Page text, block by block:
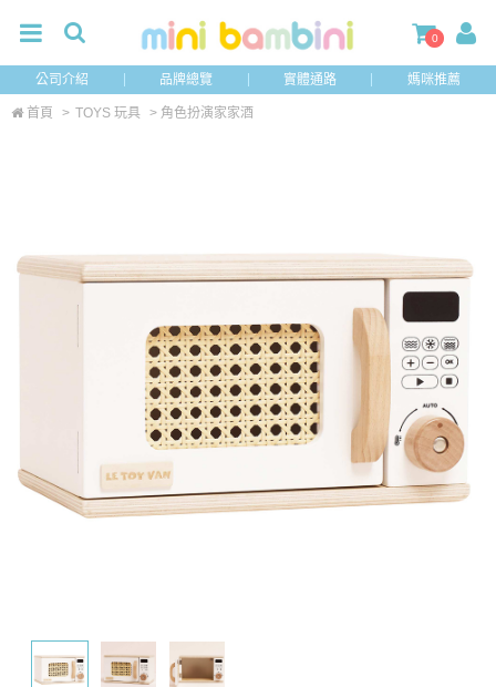
0
公司介紹 品牌總覽 實體通路 媽咪推薦
首頁 > TOYS 玩具 > 角色扮演家家酒